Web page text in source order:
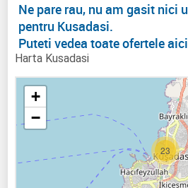
Ne pare rau, nu am gasit nici
pentru Kusadasi.
Puteti vedea toate ofertele
Harta Kusadasi
23
+
−